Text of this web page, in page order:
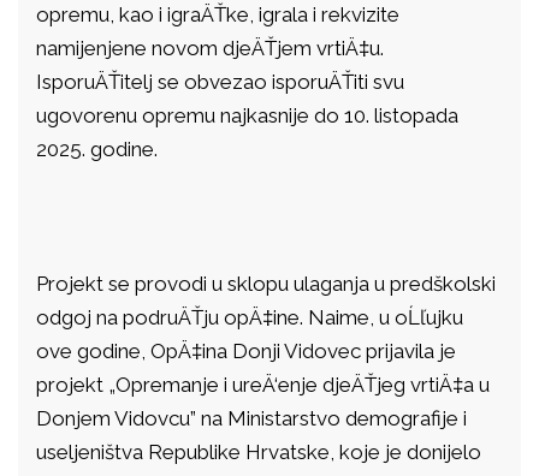
opremu, kao i igraÄŤke, igrala i rekvizite
namijenjene novom djeÄŤjem vrtiÄ‡u.
IsporuÄŤitelj se obvezao isporuÄŤiti svu
ugovorenu opremu najkasnije do 10. listopada
2025. godine.
Projekt se provodi u sklopu ulaganja u predškolski
odgoj na podruÄŤju opÄ‡ine. Naime, u oĹľujku
ove godine, OpÄ‡ina Donji Vidovec prijavila je
projekt „Opremanje i ureÄ‘enje djeÄŤjeg vrtiÄ‡a u
Donjem Vidovcu” na Ministarstvo demografije i
useljeništva Republike Hrvatske, koje je donijelo